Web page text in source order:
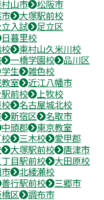
山市
松阪市
大塚駅前校
入試
足立区
日暮里校
東村山久米川校
一橋学園校
品川区
生
雑色校
室
近江八幡市
前校
上牧校
名古屋城北校
新宿区
名取市
中頭郡
東京教室
三木校
愛甲郡
大塚駅前校
唐津市
目駅前校
大田原校
北綾瀬校
善行駅前校
三郷市
区
調布市